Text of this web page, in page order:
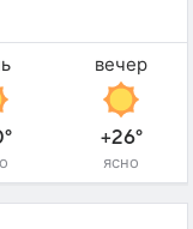
вечер
+26°
ясно